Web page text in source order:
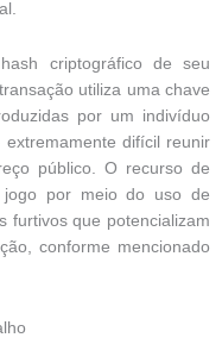
criptográfico de seu
utiliza uma chave
por um indivíduo
extremamente difícil reunir
público. O recurso de
jogo por meio do uso de
furtivos que potencializam
conforme mencionado